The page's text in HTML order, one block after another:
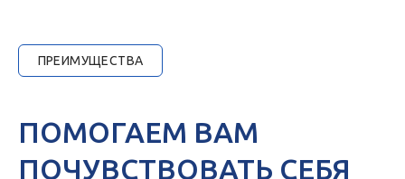
ПРЕИМУЩЕСТВА
ПОМОГАЕМ ВАМ
ПОЧУВСТВОВАТЬ СЕБЯ